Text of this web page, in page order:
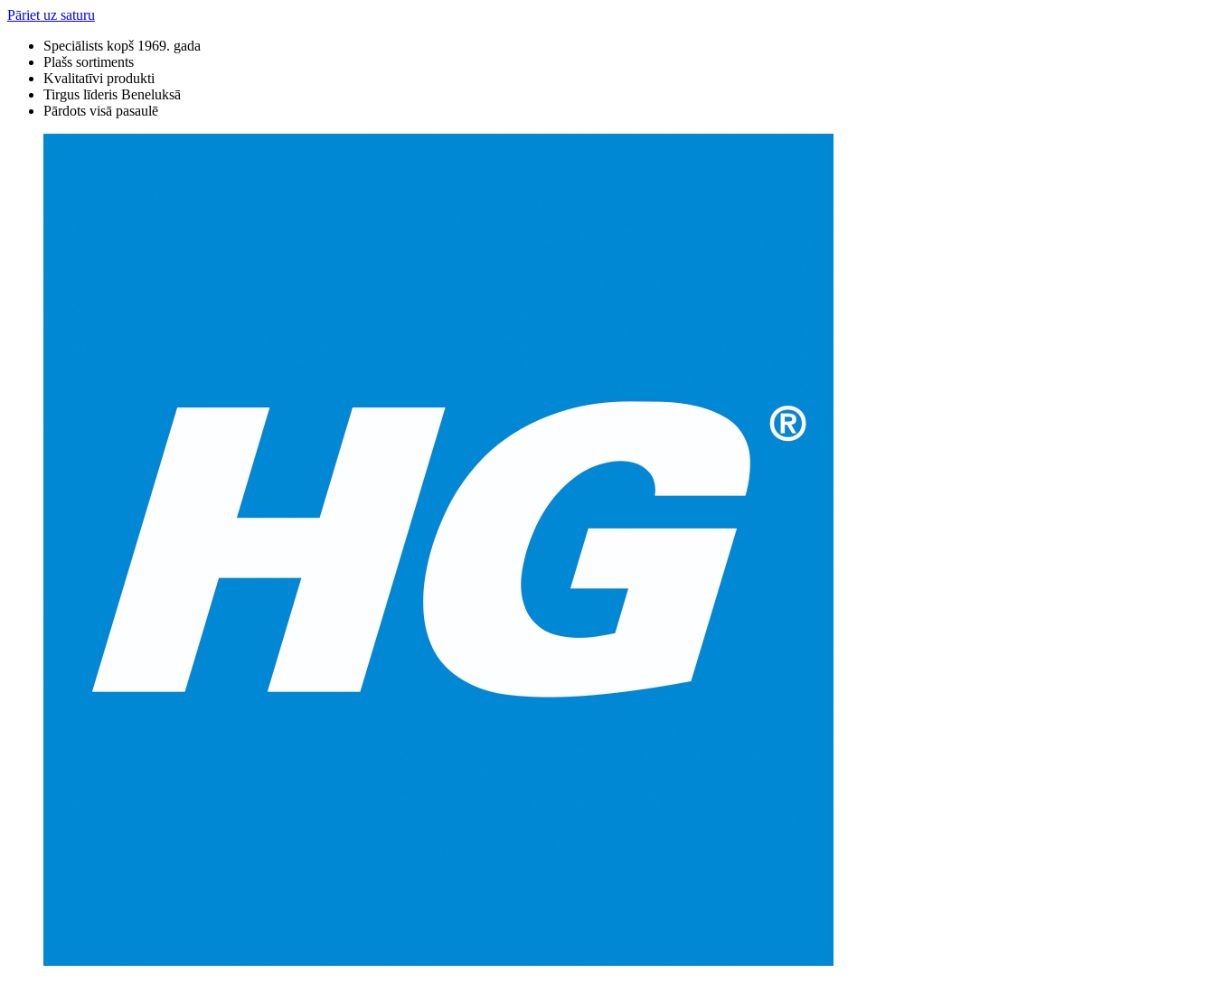
Pāriet uz saturu
Speciālists kopš 1969. gada
Plašs sortiments
Kvalitatīvi produkti
Tirgus līderis Beneluksā
Pārdots visā pasaulē